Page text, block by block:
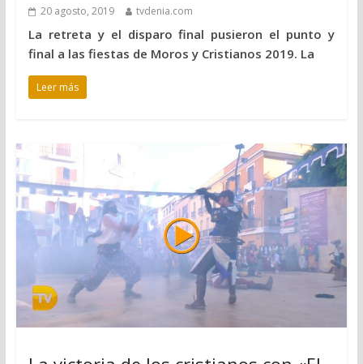
20 agosto, 2019 tvdenia.com
La retreta y el disparo final pusieron el punto y
final a las fiestas de Moros y Cristianos 2019. La
Leer más